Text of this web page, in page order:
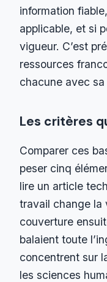
information
applicable, et si
vigueur. C’est
ressources
chacune avec
Les critères
Comparer ces
peser cinq
lire un article
travail change la
couverture
balaient toute
concentrent sur
les sciences